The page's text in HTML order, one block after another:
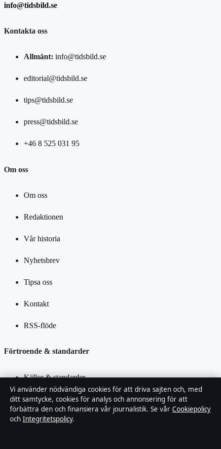
info@tidsbild.se
Kontakta oss
Allmänt: info@tidsbild.se
editorial@tidsbild.se
tips@tidsbild.se
press@tidsbild.se
+46 8 525 031 95
Om oss
Om oss
Redaktionen
Vår historia
Nyhetsbrev
Tipsa oss
Kontakt
RSS-flöde
Förtroende & standarder
Källor & standarder
Redaktionell policy
Rättelsepolicy
Vi använder nödvändiga cookies för att driva sajten och, med
ditt samtycke, cookies för analys och annonsering för att
förbättra den och finansiera vår journalistik. Se vår Cookiepolicy
och Integritetspolicy.